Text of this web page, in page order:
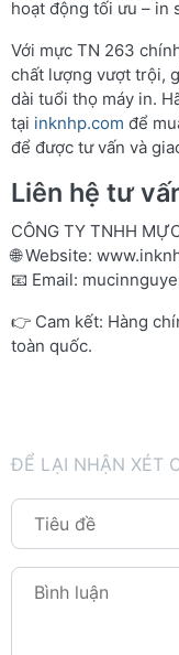
hoạt động tối ưu – in
Với mực TN 263
chất lượng vượt trội,
dài tuổi thọ máy in.
tại inknhp.com để
để được tư vấn và
Liên hệ tư
CÔNG TY TNHH
🌐 Website:
📧 Email:
👉 Cam kết: Hàng
toàn quốc.
ĐỂ LẠI NHẬN XÉT